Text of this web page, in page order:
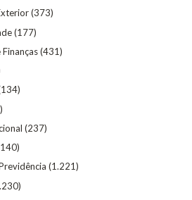
(373)
(177)
(431)
(237)
(1.221)